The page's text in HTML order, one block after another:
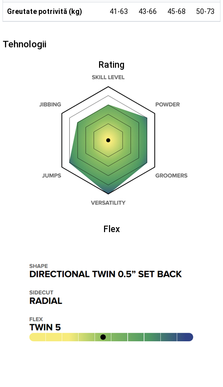
Greutate potrivită (kg) 41-63 43-66 45-68 50-73
Tehnologii
Rating
Flex